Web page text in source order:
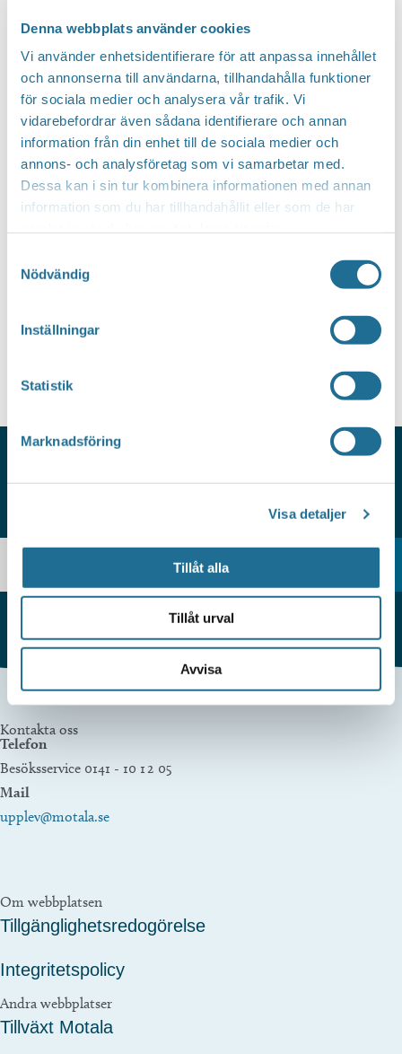
Denna webbplats använder cookies
Vi använder enhetsidentifierare för att anpassa innehållet
och annonserna till användarna, tillhandahålla funktioner
för sociala medier och analysera vår trafik. Vi
vidarebefordrar även sådana identifierare och annan
information från din enhet till de sociala medier och
annons- och analysföretag som vi samarbetar med.
Dessa kan i sin tur kombinera informationen med annan
information som du har tillhandahållit eller som de har
Nödvändig
Inställningar
Statistik
Marknadsföring
Visa detaljer
Tillåt alla
Tillåt urval
Avvisa
Website
https://www.brunnebymusteri.se/
Evenemang from this arrangör
Notis Inga resultat hittades.
Kommande
Välj
datum.
Kontakta oss
Telefon
Besöksservice 0141 - 10 1 2 05
Mail
upplev@motala.se
Om webbplatsen
Tillgänglighetsredogörelse
Integritetspolicy
Andra webbplatser
Tillväxt Motala